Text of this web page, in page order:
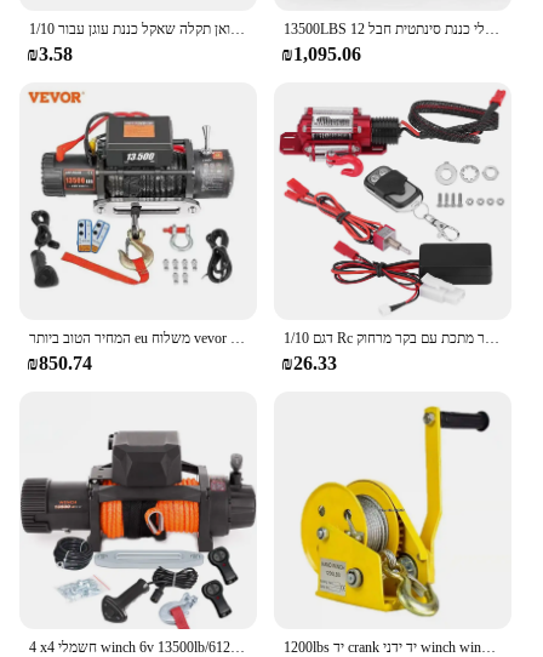
₪3.58 ₪1,095.06
₪850.74 ₪26.33
1200lbs יד crank יד ידני winch winch בית ידני winch המתיחה ניידת קטנה עם מנוף ידני בלם